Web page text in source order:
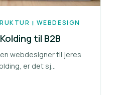
| WEBDESIGN
til B2B
webdesigner til jeres
er det sj...